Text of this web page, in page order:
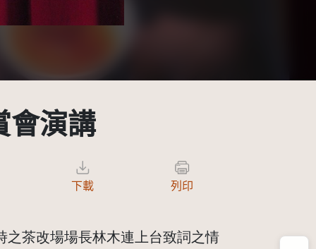
會演講
下載 列印
之茶改場場長林木連上台致詞之情